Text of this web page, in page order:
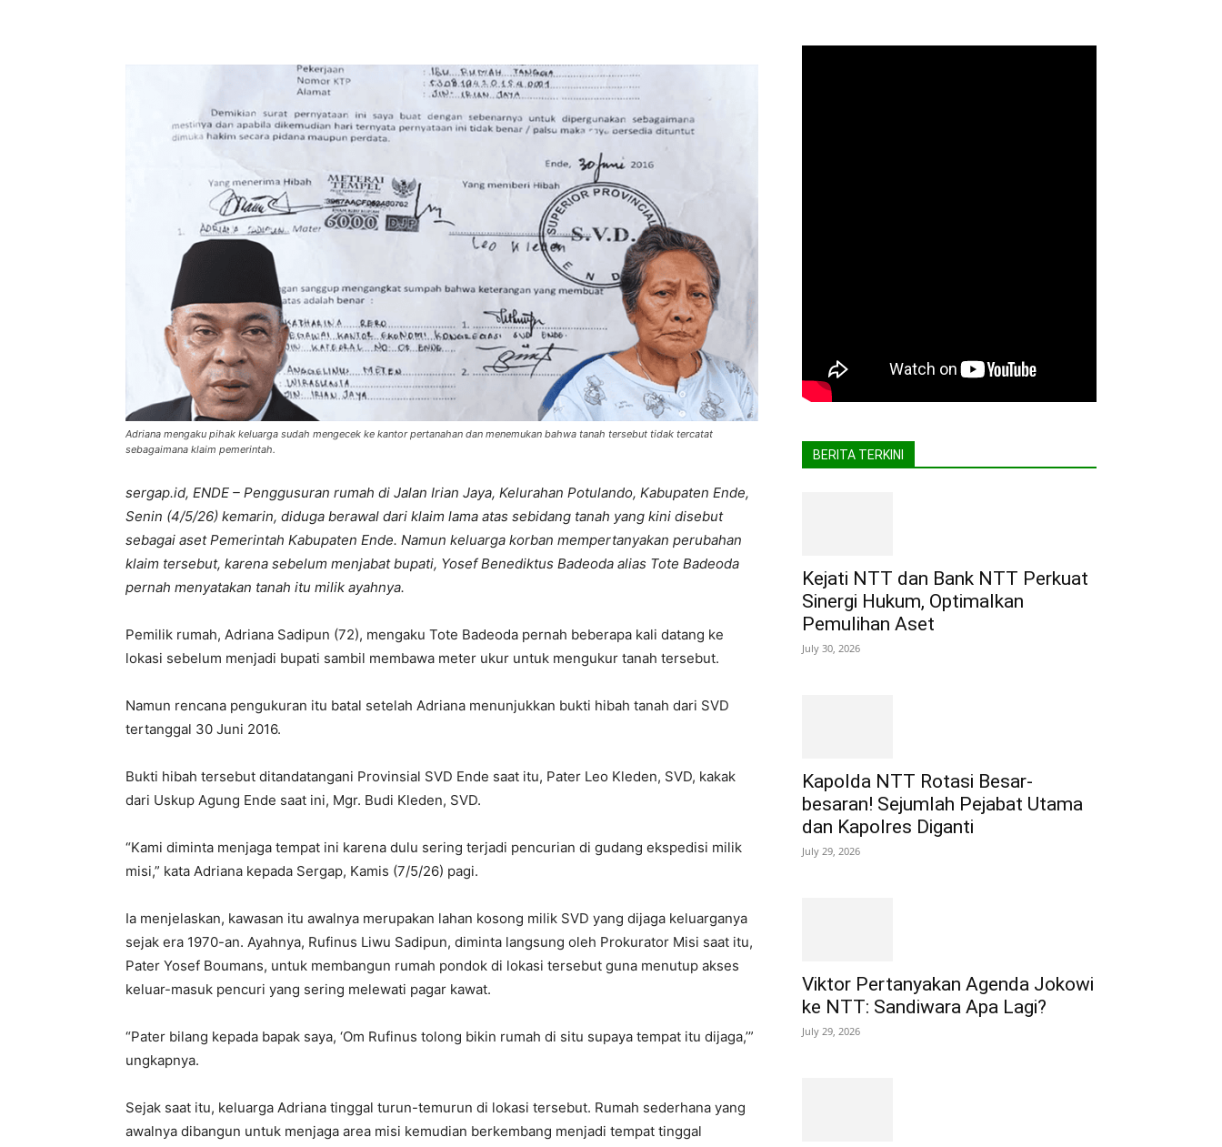
Adriana mengaku pihak keluarga sudah mengecek ke kantor pertanahan dan menemukan bahwa tanah tersebut tidak tercatat
sebagaimana klaim pemerintah.
sergap.id, ENDE – Penggusuran rumah di Jalan Irian Jaya, Kelurahan Potulando, Kabupaten Ende,
Senin (4/5/26) kemarin, diduga berawal dari klaim lama atas sebidang tanah yang kini disebut
sebagai aset Pemerintah Kabupaten Ende. Namun keluarga korban mempertanyakan perubahan
klaim tersebut, karena sebelum menjabat bupati, Yosef Benediktus Badeoda alias Tote Badeoda
pernah menyatakan tanah itu milik ayahnya.
Pemilik rumah, Adriana Sadipun (72), mengaku Tote Badeoda pernah beberapa kali datang ke
lokasi sebelum menjadi bupati sambil membawa meter ukur untuk mengukur tanah tersebut.
Namun rencana pengukuran itu batal setelah Adriana menunjukkan bukti hibah tanah dari SVD
tertanggal 30 Juni 2016.
Bukti hibah tersebut ditandatangani Provinsial SVD Ende saat itu, Pater Leo Kleden, SVD, kakak
dari Uskup Agung Ende saat ini, Mgr. Budi Kleden, SVD.
“Kami diminta menjaga tempat ini karena dulu sering terjadi pencurian di gudang ekspedisi milik
misi,” kata Adriana kepada Sergap, Kamis (7/5/26) pagi.
Ia menjelaskan, kawasan itu awalnya merupakan lahan kosong milik SVD yang dijaga keluarganya
sejak era 1970-an. Ayahnya, Rufinus Liwu Sadipun, diminta langsung oleh Prokurator Misi saat itu,
Pater Yosef Boumans, untuk membangun rumah pondok di lokasi tersebut guna menutup akses
keluar-masuk pencuri yang sering melewati pagar kawat.
“Pater bilang kepada bapak saya, ‘Om Rufinus tolong bikin rumah di situ supaya tempat itu dijaga,’”
ungkapnya.
Sejak saat itu, keluarga Adriana tinggal turun-temurun di lokasi tersebut. Rumah sederhana yang
awalnya dibangun untuk menjaga area misi kemudian berkembang menjadi tempat tinggal
BERITA TERKINI
Kejati NTT dan Bank NTT Perkuat
Sinergi Hukum, Optimalkan
Pemulihan Aset
July 30, 2026
Kapolda NTT Rotasi Besar-
besaran! Sejumlah Pejabat Utama
dan Kapolres Diganti
July 29, 2026
Viktor Pertanyakan Agenda Jokowi
ke NTT: Sandiwara Apa Lagi?
July 29, 2026